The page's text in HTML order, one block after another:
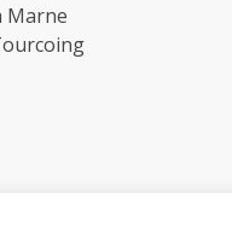
Marne